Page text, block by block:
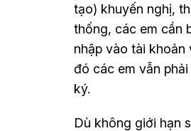
tạo) khuyến nghị,
thống, các em cần
nhập vào tài khoản
đó các em vẫn
ký.
Dù không giới hạn